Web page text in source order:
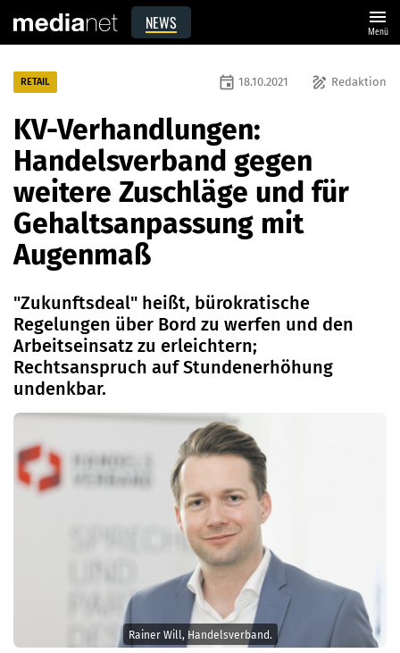
NEWS menu
Menü
Rainer Will, Handelsverband.
RETAIL draw Redaktion
event 18.10.2021
KV-Verhandlungen:
Handelsverband gegen
weitere Zuschläge und für
Gehaltsanpassung mit
Augenmaß
"Zukunftsdeal" heißt, bürokratische
Regelungen über Bord zu werfen und den
Arbeitseinsatz zu erleichtern;
Rechtsanspruch auf Stundenerhöhung
undenkbar.